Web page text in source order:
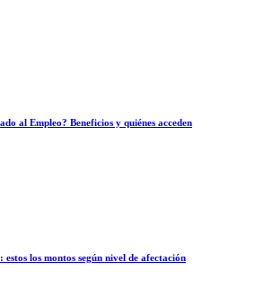
al Empleo? Beneficios y quiénes acceden
estos los montos según nivel de afectación